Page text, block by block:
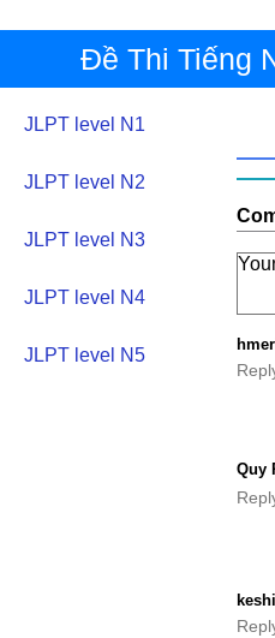
Đề Thi Tiếng
JLPT level N1
JLPT level N2
JLPT level N3
JLPT level N4
JLPT level N5
Quy